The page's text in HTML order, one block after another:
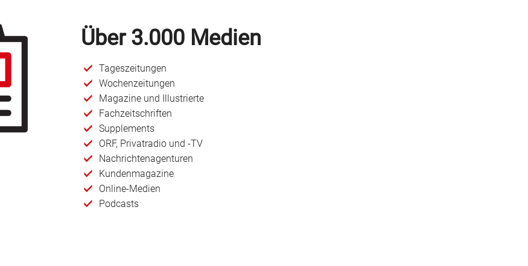
Über 3.000 Medien
Tageszeitungen
Wochenzeitungen
Magazine und Illustrierte
Fachzeitschriften
Supplements
ORF, Privatradio und -TV
Nachrichtenagenturen
Kundenmagazine
Online-Medien
Podcasts